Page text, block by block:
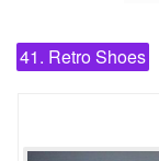
41. Retro Shoes